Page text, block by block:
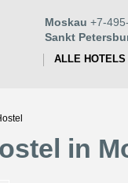
Moskau +7-
Sankt
ALLE HOTELS
in